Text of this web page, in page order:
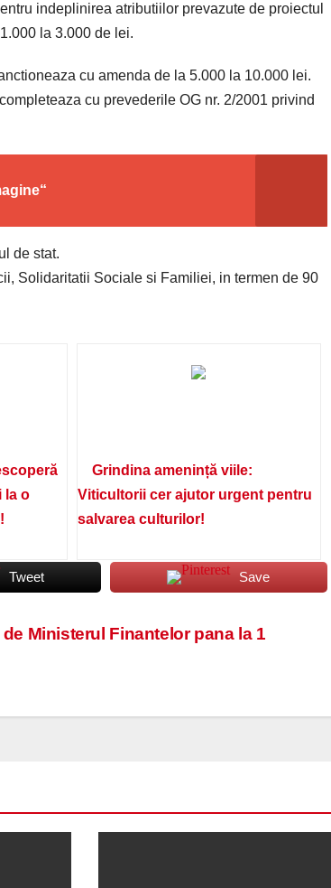
indeplinirea atributiilor prevazute de proiectul
la 3.000 de lei.
cu amenda de la 5.000 la 10.000 lei.
cu prevederile OG nr. 2/2001 privind
de stat.
Solidaritatii Sociale si Familiei, in termen de 90
la o
Grindina amenință viile:
Viticultorii cer ajutor urgent pentru
salvarea culturilor!
Tweet Save
Ministerul Finantelor pana la 1